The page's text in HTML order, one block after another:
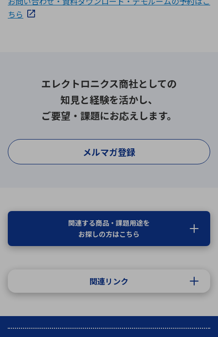
ちら
エレクトロニクス商社としての
知見と経験を活かし、
ご要望・課題にお応えします。
メルマガ登録
関連する商品・課題用途を
お探しの方はこちら
関連リンク